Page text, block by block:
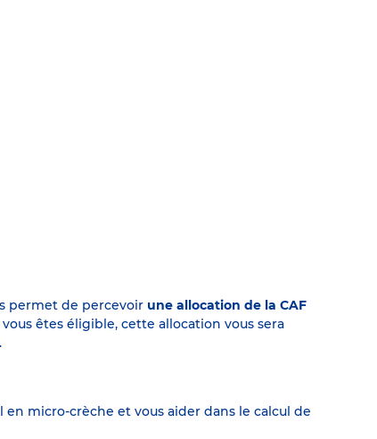
permet de percevoir une allocation de la CAF
êtes éligible, cette allocation vous sera
.
micro-crèche et vous aider dans le calcul de